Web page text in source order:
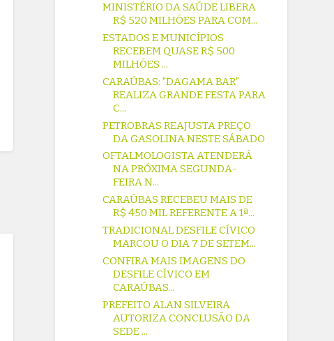
MINISTÉRIO DA SAÚDE LIBERA
R$ 520 MILHÕES PARA COM...
ESTADOS E MUNICÍPIOS
RECEBEM QUASE R$ 500
MILHÕES ...
CARAÚBAS: "DAGAMA BAR"
REALIZA GRANDE FESTA PARA
C...
PETROBRAS REAJUSTA PREÇO
DA GASOLINA NESTE SÁBADO
OFTALMOLOGISTA ATENDERÁ
NA PRÓXIMA SEGUNDA-
FEIRA N...
CARAÚBAS RECEBEU MAIS DE
R$ 450 MIL REFERENTE A 1ª...
TRADICIONAL DESFILE CÍVICO
MARCOU O DIA 7 DE SETEM...
CONFIRA MAIS IMAGENS DO
DESFILE CÍVICO EM
CARAÚBAS...
PREFEITO ALAN SILVEIRA
AUTORIZA CONCLUSÃO DA
SEDE ...